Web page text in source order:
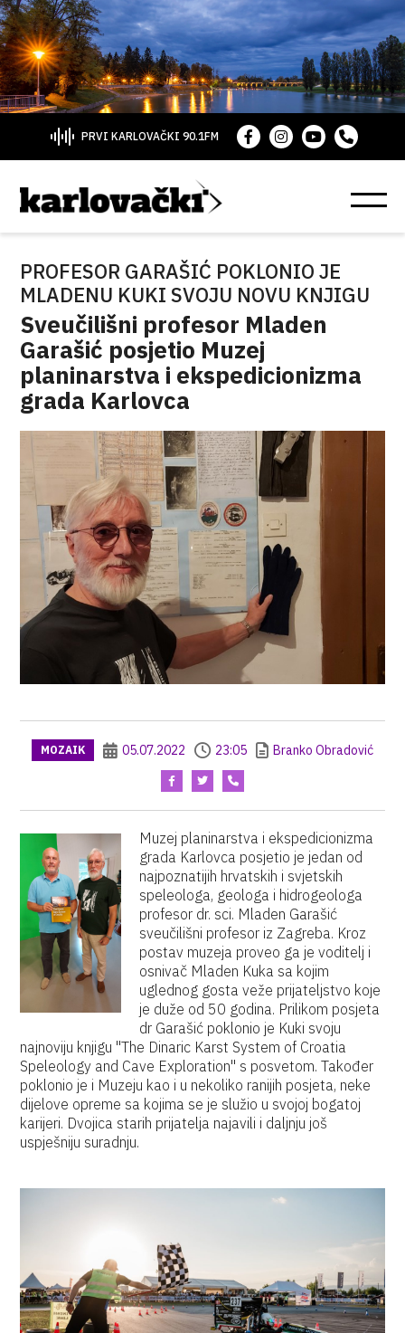
PRVI KARLOVAČKI 90.1FM
PROFESOR GARAŠIĆ POKLONIO JE
MLADENU KUKI SVOJU NOVU KNJIGU
Sveučilišni profesor Mladen
Garašić posjetio Muzej
planinarstva i ekspedicionizma
grada Karlovca
MOZAIK 05.07.2022 23:05 Branko Obradović
Muzej planinarstva i ekspedicionizma
grada Karlovca posjetio je jedan od
najpoznatijih hrvatskih i svjetskih
speleologa, geologa i hidrogeologa
profesor dr. sci. Mladen Garašić
sveučilišni profesor iz Zagreba. Kroz
postav muzeja proveo ga je voditelj i
osnivač Mladen Kuka sa kojim
uglednog gosta veže prijateljstvo koje
je duže od 50 godina. Prilikom posjeta
dr Garašić poklonio je Kuki svoju
najnoviju knjigu "The Dinaric Karst System of Croatia
Speleology and Cave Exploration" s posvetom. Također
poklonio je i Muzeju kao i u nekoliko ranijih posjeta, neke
dijelove opreme sa kojima se je služio u svojoj bogatoj
karijeri. Dvojica starih prijatelja najavili i daljnju još
uspješniju suradnju.